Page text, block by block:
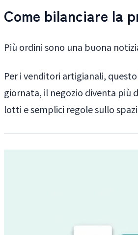
Come bilanciare la
Più ordini sono una buona
Per i venditori artigianali,
giornata, il negozio diventa più
lotti e semplici regole sullo